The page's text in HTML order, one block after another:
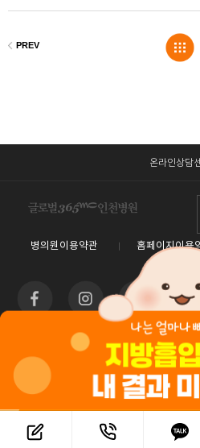
온라인상담
병의원이용약관 홈페이지이용
인천광역시 남동구 예술로 138(구월동) 이토타워 4
대표전화 1577-3653
사업자등록번호 : 550-26-00960 / 안재현
홈페이지관리 (주)365mc / 서울특별시 서초구 서
120-87-04354 / 김남철
Copyright 2019 ⓒ 365mc Diet Clinic All rights